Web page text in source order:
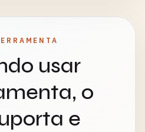
usar
o
e